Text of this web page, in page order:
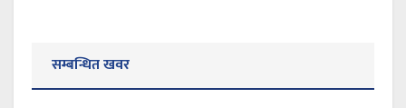
सम्बन्धित खवर